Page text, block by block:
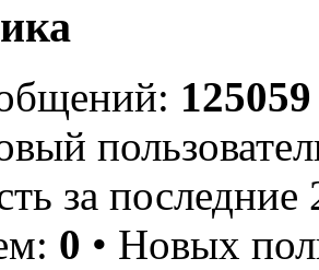
125059
за
0 • Новых